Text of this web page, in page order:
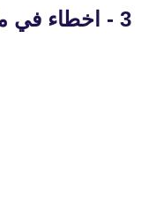
3 - اخطاء في مادة التاريخ